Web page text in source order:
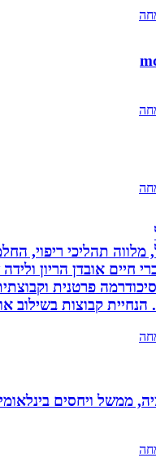
תהליכי ריפוי, החלמה
אובדן הריון ולידה
פרטנית וקבוצתית.
קבוצות בשילוב
ויחסים בינלאומיים